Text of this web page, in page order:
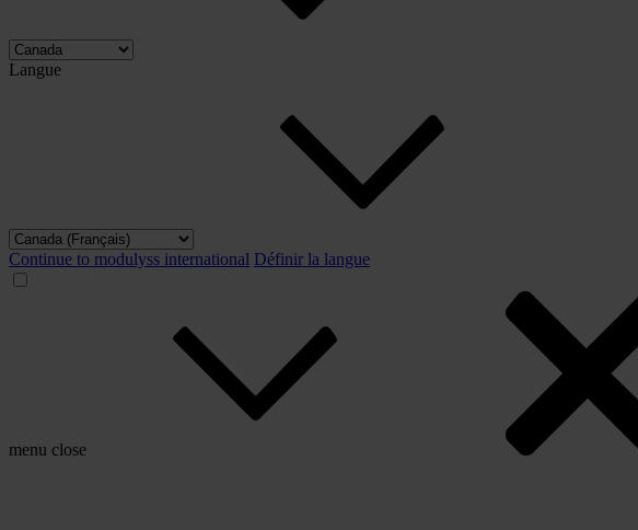
Langue
Continue to modulyss international Définir la langue
menu close